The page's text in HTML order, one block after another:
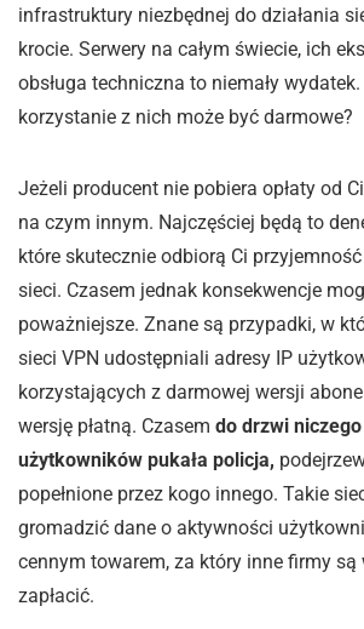
infrastruktury niezbędnej do działania
krocie. Serwery na całym świecie, ich
obsługa techniczna to niemały
korzystanie z nich może być darmowe?
Jeżeli producent nie pobiera opłaty od
na czym innym. Najczęściej będą to
które skutecznie odbiorą Ci
sieci. Czasem jednak konsekwencje
poważniejsze. Znane są przypadki, w
sieci VPN udostępniali adresy IP
korzystających z darmowej wersji
wersję płatną. Czasem do drzwi
użytkowników pukała policja,
popełnione przez kogo innego. Takie
gromadzić dane o aktywności
cennym towarem, za który inne firmy są
zapłacić.